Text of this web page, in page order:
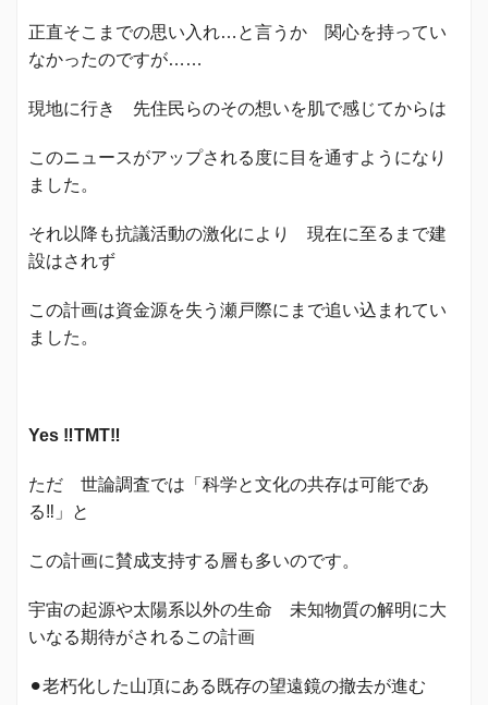
正直そこまでの思い入れ…と言うか 関心を持ってい
なかったのですが……
現地に行き 先住民らのその想いを肌で感じてからは
このニュースがアップされる度に目を通すようになり
ました。
それ以降も抗議活動の激化により 現在に至るまで建
設はされず
この計画は資金源を失う瀬戸際にまで追い込まれてい
ました。
Yes ‼️TMT‼️
ただ 世論調査では「科学と文化の共存は可能であ
る‼️」と
この計画に賛成支持する層も多いのです。
宇宙の起源や太陽系以外の生命 未知物質の解明に大
いなる期待がされるこの計画
⚫︎老朽化した山頂にある既存の望遠鏡の撤去が進む